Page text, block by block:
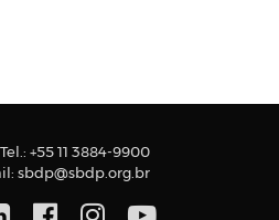
Tel.: +55 11 3884-9900
sbdp@sbdp.org.br